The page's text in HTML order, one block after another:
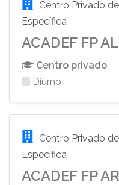
Centro Privado
Específica
ACADEF FP
Centro privado
Diurno
Centro Privado
Específica
ACADEF FP